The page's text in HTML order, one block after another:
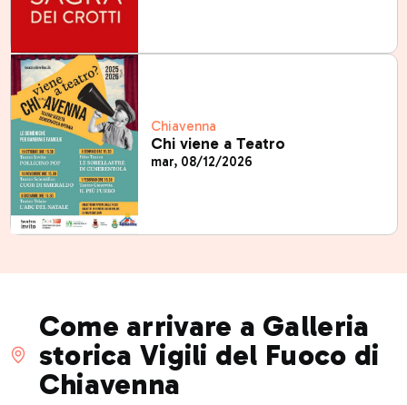
Chiavenna
Chi viene a Teatro
mar, 08/12/2026
Come arrivare a Galleria
storica Vigili del Fuoco di
Chiavenna